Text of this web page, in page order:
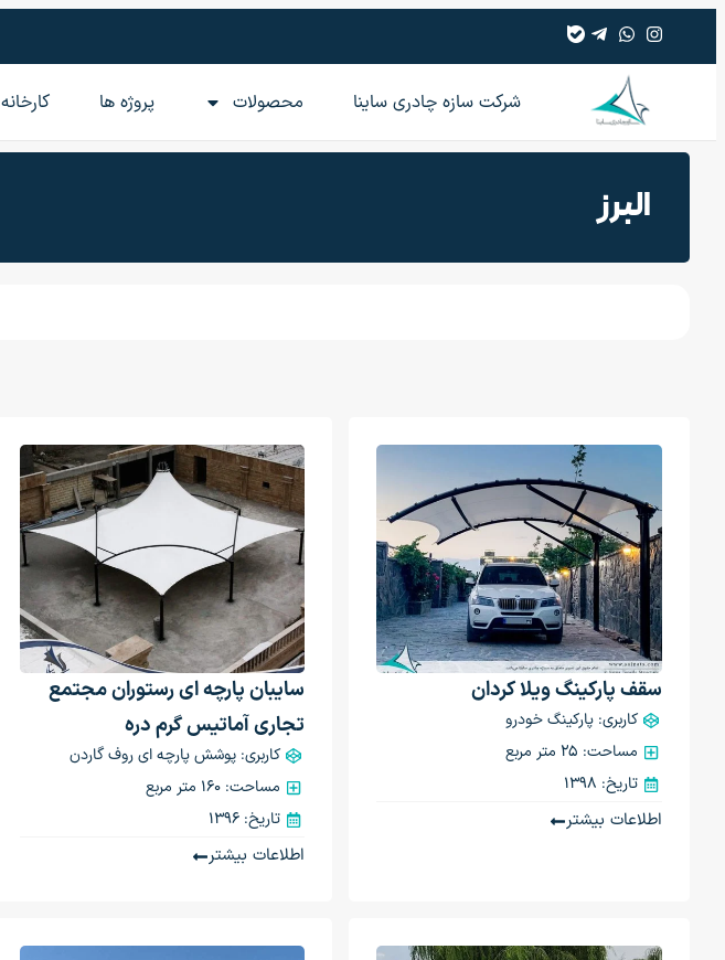
شرکت سازه چادری ساینا محصولات پروژه ها کارخانه
البرز
سقف پارکینگ ویلا کردان
کاربری: پارکینگ خودرو
مساحت: 25 متر مربع
تاریخ: 1398
اطلاعات بیشتر
سایبان پارچه ای رستوران مجتمع
تجاری آماتیس گرم دره
کاربری: پوشش پارچه ای روف گاردن
مساحت: 160 متر مربع
تاریخ: 1396
اطلاعات بیشتر